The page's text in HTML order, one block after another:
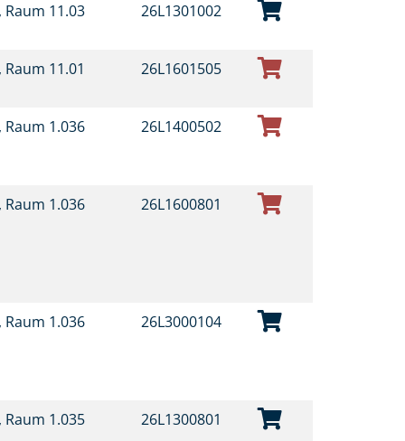
11.03 26L1301002
11.01 26L1601505
1.036 26L1400502
1.036 26L1600801
1.036 26L3000104
1.035 26L1300801